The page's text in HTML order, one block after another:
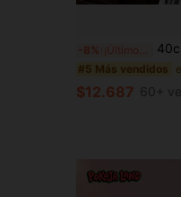
-8% 40cm (15.74 pulgadas) Lindo juguete de vaca de las
#5 Más vendidos
$12.687 60+